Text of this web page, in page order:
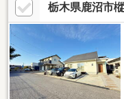
栃木県鹿沼市